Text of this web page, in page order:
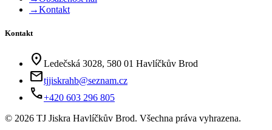
→Kontakt
Kontakt
location_on Ledečská 3028, 580 01 Havlíčkův Brod
mailtjjiskrahb@seznam.cz
phone+420 603 296 805
© 2026 TJ Jiskra Havlíčkův Brod. Všechna práva vyhrazena.